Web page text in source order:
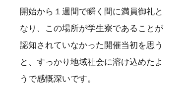
開始から１週間で瞬く間に満員御礼と
なり、この場所が学生寮であることが
認知されていなかった開催当初を思う
と、すっかり地域社会に溶け込めたよ
うで感慨深いです。